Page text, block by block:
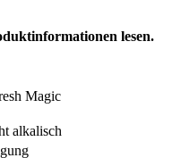
lesen.
Magic
alkalisch